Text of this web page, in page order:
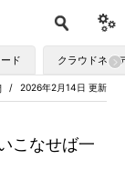
ド クラウドネイ
2026年2月14日 更新
こなせば一